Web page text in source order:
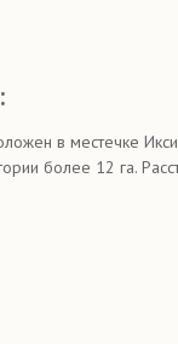
в местечке
более 12 га.